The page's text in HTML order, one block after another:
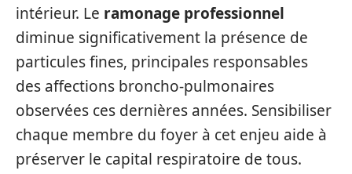
intérieur. Le ramonage professionnel
diminue significativement la présence de
particules fines, principales responsables
des affections broncho-pulmonaires
observées ces dernières années. Sensibiliser
chaque membre du foyer à cet enjeu aide à
préserver le capital respiratoire de tous.